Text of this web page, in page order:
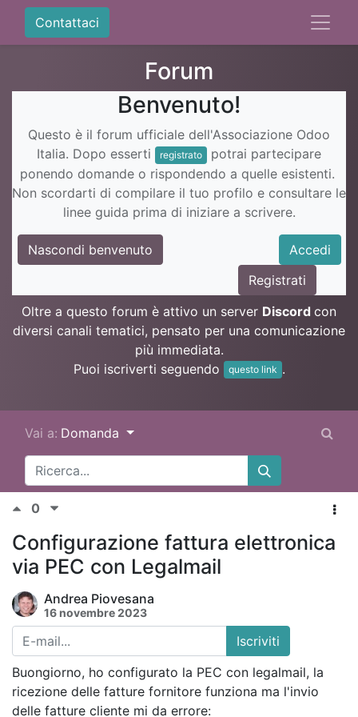
Contattaci
Forum
Benvenuto!
Questo è il forum ufficiale dell'Associazione Odoo
Italia. Dopo esserti
registrato
potrai partecipare
ponendo domande o rispondendo a quelle esistenti.
Non scordarti di compilare il tuo profilo e consultare le
linee guida prima di iniziare a scrivere.
Nascondi benvenuto
Accedi
Registrati
Oltre a questo forum è attivo un server Discord con
diversi canali tematici, pensato per una comunicazione
più immediata.
Puoi iscriverti seguendo
questo link .
Vai a: Domanda
0
Configurazione fattura elettronica
via PEC con Legalmail
Andrea Piovesana
16 novembre 2023
Iscriviti
Buongiorno, ho configurato la PEC con legalmail, la
ricezione delle fatture fornitore funziona ma l'invio
delle fatture cliente mi da errore: